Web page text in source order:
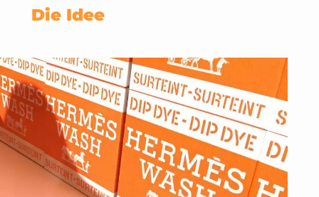
Die Idee